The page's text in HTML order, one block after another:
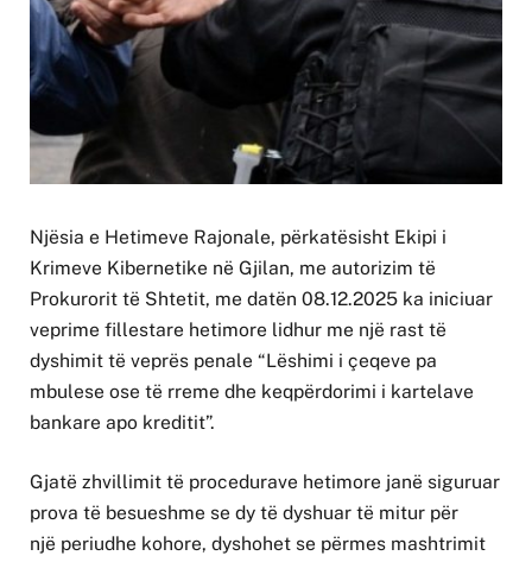
Njësia e Hetimeve Rajonale, përkatësisht Ekipi i
Krimeve Kibernetike në Gjilan, me autorizim të
Prokurorit të Shtetit, me datën 08.12.2025 ka iniciuar
veprime fillestare hetimore lidhur me një rast të
dyshimit të veprës penale “Lëshimi i çeqeve pa
mbulese ose të rreme dhe keqpërdorimi i kartelave
bankare apo kreditit”.
Gjatë zhvillimit të procedurave hetimore janë siguruar
prova të besueshme se dy të dyshuar të mitur për
një periudhe kohore, dyshohet se përmes mashtrimit